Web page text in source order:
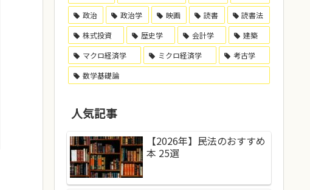
政治
政治学 映画 読書
読書法
株式投資
歴史学 会計学
建築
マクロ経済学
ミクロ経済学
考古学
数学基礎論
人気記事
【2026年】民法のおすすめ
本 25選